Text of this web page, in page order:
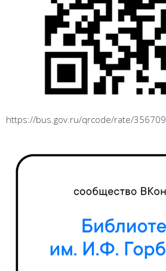
https://bus.gov.ru/qrcode/rate/356709